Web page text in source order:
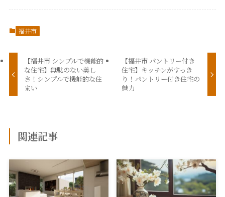
福井市
【福井市 シンプルで機能的
な住宅】無駄のない美し
さ！シンプルで機能的な住
まい
【福井市 パントリー付き
住宅】キッチンがすっき
り！パントリー付き住宅の
魅力
関連記事